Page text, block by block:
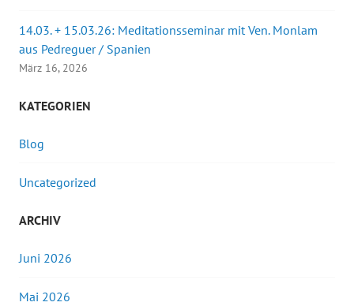
14.03. + 15.03.26: Meditationsseminar mit Ven. Monlam
aus Pedreguer / Spanien
März 16, 2026
KATEGORIEN
Blog
Uncategorized
ARCHIV
Juni 2026
Mai 2026